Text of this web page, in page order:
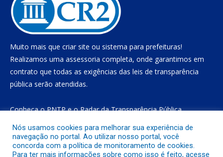
Muito mais que criar site ou sistema para prefeituras!
Realizamos uma assessoria completa, onde garantimos em
contrato que todas as exigências das leis de transparência
pública serão atendidas.
Conheça oPNTPe oRadar da Transparência Pública
Todos os direitos reservados a Prefeitura Municipal de Gurupá
Nós usamos cookies para melhorar sua experiência de
navegação no portal. Ao utilizar nosso portal, você
concorda com a política de monitoramento de cookies.
Para ter mais informações sobre como isso é feito, acesse